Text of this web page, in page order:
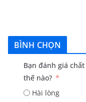
BÌNH CHỌN
Bạn đánh giá
thế nào?
Hài lòng